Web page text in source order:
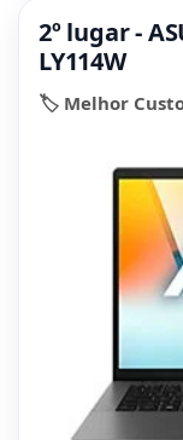
2º lugar -
LY114W
🏷️ Melhor